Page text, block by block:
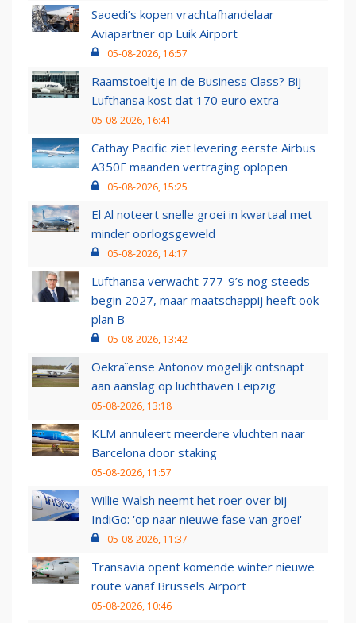
Saoedi’s kopen vrachtafhandelaar
Aviapartner op Luik Airport
05-08-2026, 16:57
Raamstoeltje in de Business Class? Bij
Lufthansa kost dat 170 euro extra
05-08-2026, 16:41
Cathay Pacific ziet levering eerste Airbus
A350F maanden vertraging oplopen
05-08-2026, 15:25
El Al noteert snelle groei in kwartaal met
minder oorlogsgeweld
05-08-2026, 14:17
Lufthansa verwacht 777-9’s nog steeds
begin 2027, maar maatschappij heeft ook
plan B
05-08-2026, 13:42
Oekraïense Antonov mogelijk ontsnapt
aan aanslag op luchthaven Leipzig
05-08-2026, 13:18
KLM annuleert meerdere vluchten naar
Barcelona door staking
05-08-2026, 11:57
Willie Walsh neemt het roer over bij
IndiGo: 'op naar nieuwe fase van groei'
05-08-2026, 11:37
Transavia opent komende winter nieuwe
route vanaf Brussels Airport
05-08-2026, 10:46